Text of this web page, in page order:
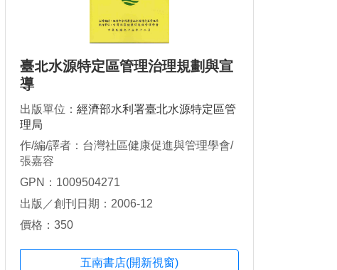
臺北水源特定區管理治理規劃與宣
導
出版單位： 經濟部水利署臺北水源特定區管
理局
作/編/譯者：台灣社區健康促進與管理學會/
張嘉容
GPN：1009504271
出版／創刊日期：2006-12
價格：350
五南書店(開新視窗)